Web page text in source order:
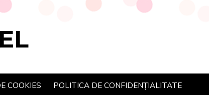
COOKIES POLITICA DE CONFIDENȚIALITATE